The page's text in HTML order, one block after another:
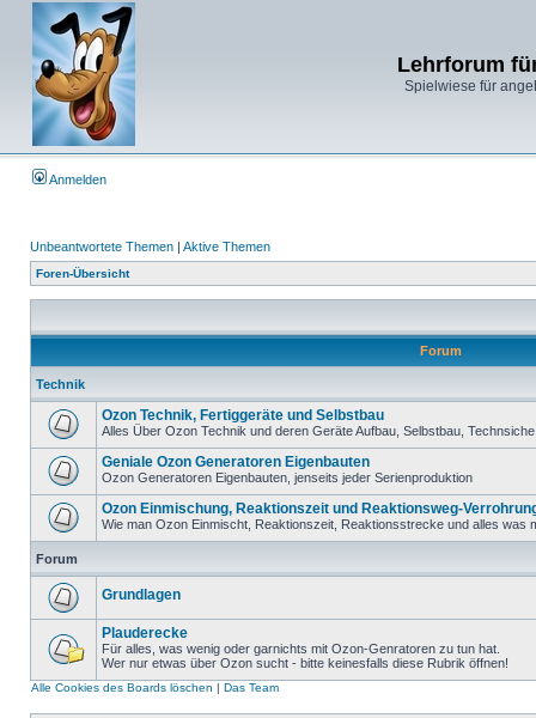
Lehrforum
Spielwiese für
Anmelden
Unbeantwortete Themen | Aktive Themen
Foren-Übersicht
Forum
Technik
Ozon Technik, Fertiggeräte und Selbstbau
Alles Über Ozon Technik und deren Geräte Aufbau, Selbstbau,
Geniale Ozon Generatoren Eigenbauten
Ozon Generatoren Eigenbauten, jenseits jeder Serienproduktion
Ozon Einmischung, Reaktionszeit und Reaktionsweg-
Wie man Ozon Einmischt, Reaktionszeit, Reaktionsstrecke und alles was
Forum
Grundlagen
Plauderecke
Für alles, was wenig oder garnichts mit Ozon-Genratoren zu tun hat.
Wer nur etwas über Ozon sucht - bitte keinesfalls diese Rubrik öffnen!
Alle Cookies des Boards löschen | Das Team